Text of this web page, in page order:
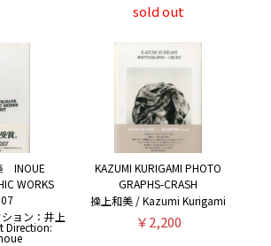
sold out
INOUE
WORKS
ョン：井上
Direction:
KAZUMI KURIGAMI PHOTO
GRAPHS-CRASH
操上和美 / Kazumi Kurigami
￥2,200